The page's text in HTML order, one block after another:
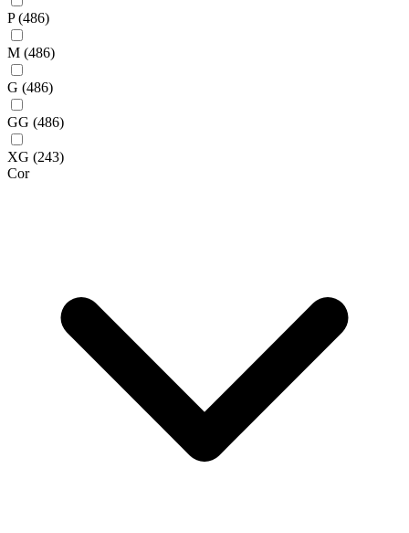
P(486)
M (486)
G (486)
GG (486)
XG (243)
Cor